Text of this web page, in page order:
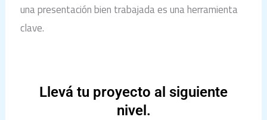
una presentación bien trabajada es una herramienta
clave.
Llevá tu proyecto al siguiente
nivel.